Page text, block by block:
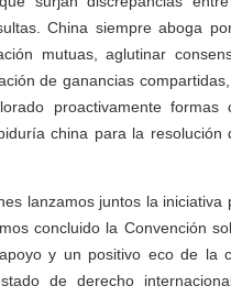
China siempre aboga
mutuas, aglutinar
de ganancias
proactivamente
china para la resolución
lanzamos juntos la
concluido la Convención
y un positivo eco de la
de derecho